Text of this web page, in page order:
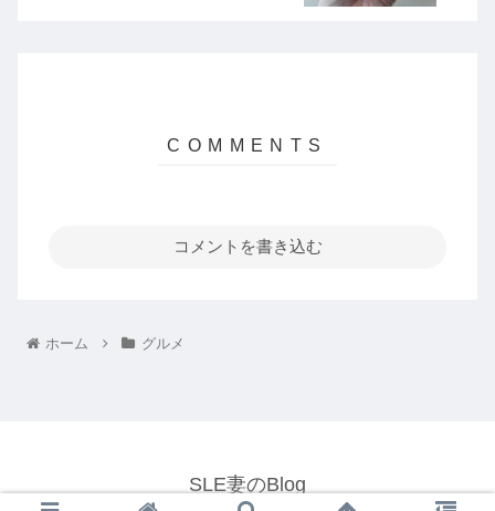
コメントを書き込む
ホーム グルメ
SLE妻のBlog